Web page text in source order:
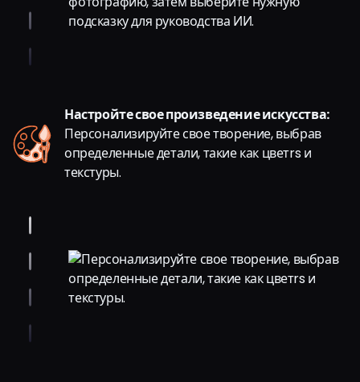
Настройте свое произведение искусства:
Персонализируйте свое творение, выбрав
определенные детали, такие как цветrs и
текстуры.